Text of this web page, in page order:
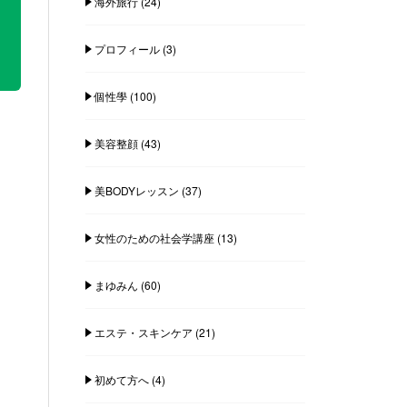
プロフィール(3)
個性學(100)
美容整顔(43)
美BODYレッスン (37)
女性のための社会学講座(13)
まゆみん (60)
エステ・スキンケア (21)
初めて方へ(4)